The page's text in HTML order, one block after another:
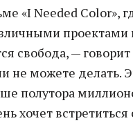
«I Needed Color»,
свобода, —
не можете делать.
полутора
хочет